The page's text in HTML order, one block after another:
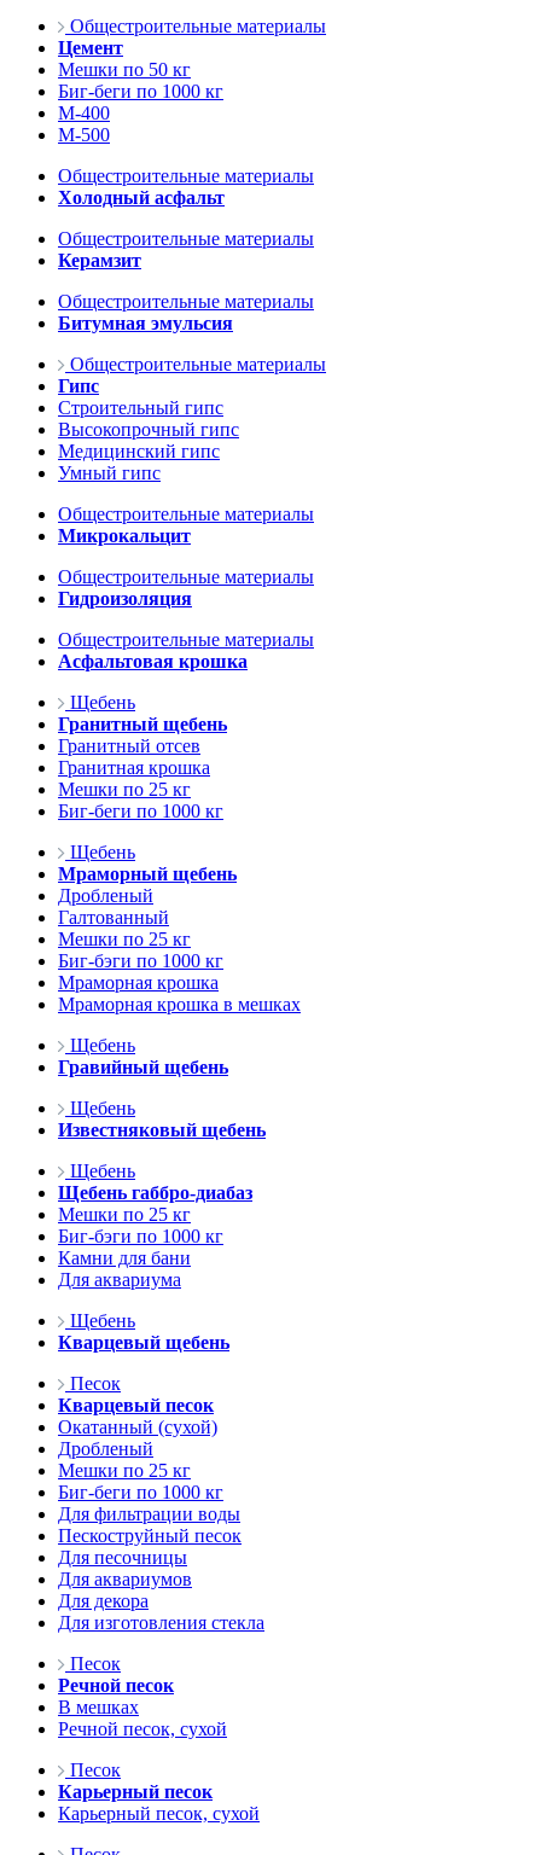
Общестроительные материалы
Цемент
Мешки по 50 кг
Биг-беги по 1000 кг
М-400
М-500
Общестроительные материалы
Холодный асфальт
Общестроительные материалы
Керамзит
Общестроительные материалы
Битумная эмульсия
Общестроительные материалы
Гипс
Строительный гипс
Высокопрочный гипс
Медицинский гипс
Умный гипс
Общестроительные материалы
Микрокальцит
Общестроительные материалы
Гидроизоляция
Общестроительные материалы
Асфальтовая крошка
Щебень
Гранитный щебень
Гранитный отсев
Гранитная крошка
Мешки по 25 кг
Биг-беги по 1000 кг
Щебень
Мраморный щебень
Дробленый
Галтованный
Мешки по 25 кг
Биг-бэги по 1000 кг
Мраморная крошка
Мраморная крошка в мешках
Щебень
Гравийный щебень
Щебень
Известняковый щебень
Щебень
Щебень габбро-диабаз
Мешки по 25 кг
Биг-бэги по 1000 кг
Камни для бани
Для аквариума
Щебень
Кварцевый щебень
Песок
Кварцевый песок
Окатанный (сухой)
Дробленый
Мешки по 25 кг
Биг-беги по 1000 кг
Для фильтрации воды
Пескоструйный песок
Для песочницы
Для аквариумов
Для декора
Для изготовления стекла
Песок
Речной песок
В мешках
Речной песок, сухой
Песок
Карьерный песок
Карьерный песок, сухой